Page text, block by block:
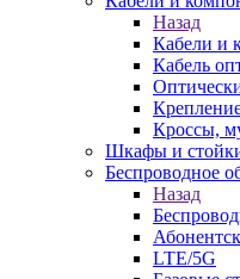
Назад
Кабели и
Кабель
Кроссы,
Шкафы и
Беспроводное
Назад
LTE/5G